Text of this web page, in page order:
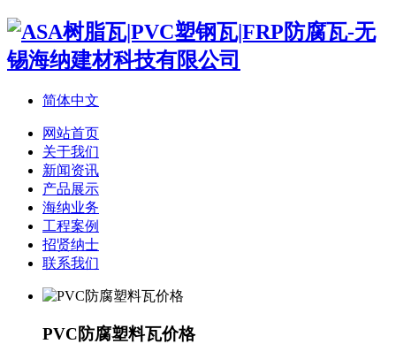
简体中文
网站首页
关于我们
新闻资讯
产品展示
海纳业务
工程案例
招贤纳士
联系我们
PVC防腐塑料瓦价格